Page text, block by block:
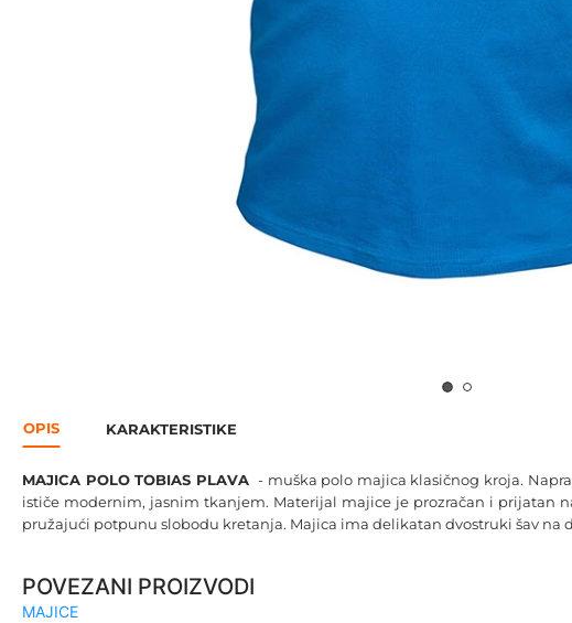
OPIS KARAKTERISTIKE
MAJICA POLO TOBIAS PLAVA - muška polo majica klasičnog kroja.
ističe modernim, jasnim tkanjem. Materijal majice je prozračan i prijatan
pružajući potpunu slobodu kretanja. Majica ima delikatan dvostruki šav na
POVEZANI PROIZVODI
MAJICE